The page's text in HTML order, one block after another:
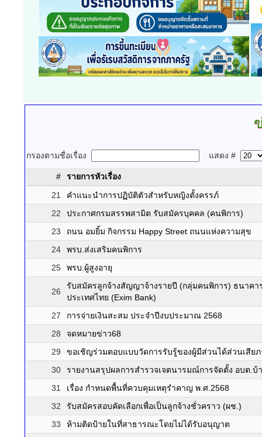
กรองตามชื่อเรื่อง แสดง #
#
รายการหัวเรื่อง
21
คำแนะนำการปฏิบัติตัวสำหรับหญิงตั้งครรภ์
22
ประกาศกรมสรรพสามิต รับสมัครบุคคล (คนพิการ)
23
ถนน อมยิ้ม กิจกรรม Happy Street ถนนแห่งความสุข
24
พรบ.ส่งเสริมคนพิการ
25
พรบ.ผู้สูงอายุ
26
รับสมัครลูกจ้างสัญญาจ้างรายปี (กลุ่มคนพิการ) ธนาคา
ประเทศไทย (Exim Bank)
27
การจ่ายเงินสะสม ประจำปีงบประมาณ 2568
28
จดหมายข่าว68
29
ขอเชิญร่วมตอบแบบวัดการรับรู้ของผู้มีส่วนได้ส่วนเสีย
30
รายงานสรุปผลการสำรวจเจตนารมณ์การจัดตั้ง อบต.
31
เรื่อง กำหนดพื้นที่ควบคุมเหตุรำคาญ พ.ศ.2568
32
รับสมัครสอบคัดเลือกเพื่อเป็นลูกจ้างชั่วคราว (ผช.)
33
ห้ามติดป้ายในที่สาธารณะโดยไม่ได้รับอนุญาต